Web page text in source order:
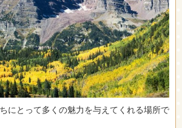
にとって多くの魅力を与えてくれる場所で